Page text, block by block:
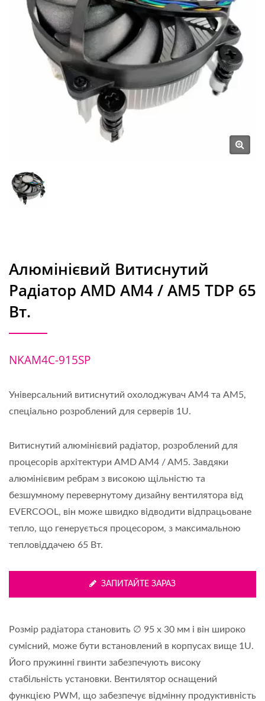
Алюмінієвий Витиснутий
Радіатор AMD AM4 / AM5 TDP 65
Вт.
NKAM4C-915SP
Універсальний витиснутий охолоджувач AM4 та AM5,
спеціально розроблений для серверів 1U.
Витиснутий алюмінієвий радіатор, розроблений для
процесорів архітектури AMD AM4 / AM5. Завдяки
алюмінієвим ребрам з високою щільністю та
безшумному перевернутому дизайну вентилятора від
EVERCOOL, він може швидко відводити відпрацьоване
тепло, що генерується процесором, з максимальною
тепловіддачею 65 Вт.
ЗАПИТАЙТЕ ЗАРАЗ
Розмір радіатора становить ∅ 95 x 30 мм і він широко
сумісний, може бути встановлений в корпусах вище 1U.
Його пружинні гвинти забезпечують високу
стабільність установки. Вентилятор оснащений
функцією PWM, що забезпечує відмінну продуктивність